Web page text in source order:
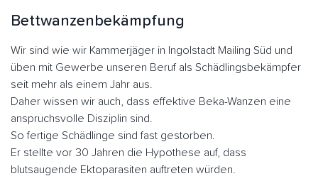
Bettwanzenbekämpfung
Wir sind wie wir Kammerjäger in Ingolstadt Mailing Süd und
üben mit Gewerbe unseren Beruf als Schädlingsbekämpfer
seit mehr als einem Jahr aus.
Daher wissen wir auch, dass effektive Beka-Wanzen eine
anspruchsvolle Disziplin sind.
So fertige Schädlinge sind fast gestorben.
Er stellte vor 30 Jahren die Hypothese auf, dass
blutsaugende Ektoparasiten auftreten würden.